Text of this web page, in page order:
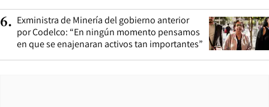
6. Exministra de Minería del gobierno anterior
por Codelco: “En ningún momento pensamos
en que se enajenaran activos tan importantes”